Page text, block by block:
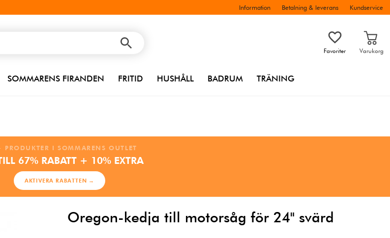
Information Betalning & leverans Kundservice
Favoriter Varukorg
SOMMARENS FIRANDEN FRITID HUSHÅLL BADRUM TRÄNING
I SOMMARENS OUTLET
67% RABATT + 10% EXTRA
AKTIVERA RABATTEN →
Oregon-kedja till motorsåg för 24" svärd